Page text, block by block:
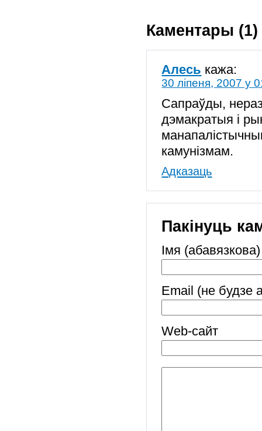
Каментары (1)
Алесь кажа:
30 ліпеня, 2007 у
Сапраўды,
дэмакратыя і
камунізмам.
Адказаць
Пакінуць
Імя (абавязкова)
Email (не будзе
Web-cайт